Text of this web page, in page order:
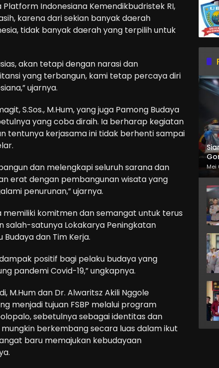
Indonesiana Kemendikbudristek RI,
karena dari sekian banyak daerah
tidak banyak daerah yang terpilih untuk
akan tetapi dengan narasi dan
yang terbangun, kami tetap percaya diri
ujarnya.
S.Sos., M.Hum, yang juga Pamong Budaya
yang coba diraih. Ia berharap kegiatan
tentunya kerjasama ini tidak berhenti sampai
dan melengkapi seluruh sarana dan
erat dengan pembangunan wisata yang
penurunan,” ujarnya.
memiliki komitmen dan semangat untuk terus
salah-satunya Lokakarya Peningkatan
dan Tim Kerja.
positif bagi pelaku budaya yang
pandemi Covid-19,” ungkapnya.
M.Hum dan Dr. Alwaritsz Akili Nggole
menjadi tujuan FSBP melalui program
sebetulnya sebagai identitas dan
berkembang secara luas dalam ikut
baru memajukan kebudayaan
Mei